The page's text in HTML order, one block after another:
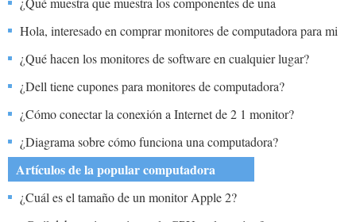
microcomputadora?
Hola, interesado en comprar monitores de computadora para mi
hermana menor. He encontrado pocos en Ejobber Limited.
¿Confundido qué marca alguna recomendación, ya que el
¿Qué hacen los monitores de software en cualquier lugar?
¿Dell tiene cupones para monitores de computadora?
¿Cómo conectar la conexión a Internet de 2 1 monitor?
¿Diagrama sobre cómo funciona una computadora?
Artículos de la popular computadora
¿Cuál es el tamaño de un monitor Apple 2?